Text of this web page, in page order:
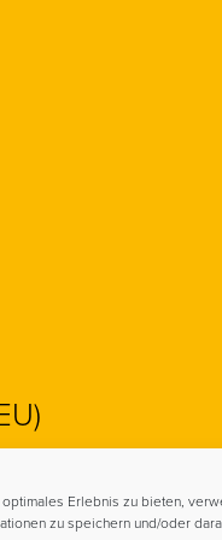
optimales Erlebnis zu bieten,
zu speichern und/oder